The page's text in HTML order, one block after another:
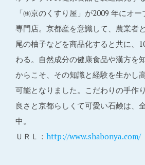
「㈱京のくすり屋」が2009 年にオ
専門店。京都産を意識して、農業者
尾の柚子などを商品化すると共に、
わる。自然成分の健康食品や漢方を
からこそ、その知識と経験を生かし
可能となりました。こだわりの手作
良さと京都らしくて可愛い石鹸は、
中。
ＵＲＬ： http://www.shabonya.com/